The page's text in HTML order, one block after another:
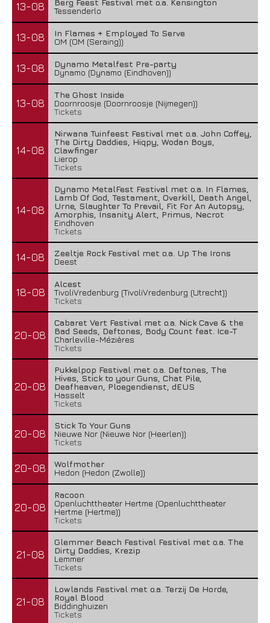
13-08
Berg Feest Festival met o.a. Kensington
Tessenderlo
13-08
In Flames + Employed To Serve
OM (OM (Seraing))
13-08
Dynamo Metalfest Pre-party
Dynamo (Dynamo (Eindhoven))
13-08
The Ghost Inside
Doornroosje (Doornroosje (Nijmegen))
Tickets
14-08
Nirwana Tuinfeest Festival met o.a. John Coffey,
The Dirty Daddies, Hiqpy, Wodan Boys,
Clawfinger
Lierop
Tickets
14-08
Dynamo MetalFest Festival met o.a. In Flames,
Lamb Of God, Testament, Overkill, Death Angel,
Urne, Slaughter To Prevail, Fit For An Autopsy,
Amorphis, Insanity Alert, Primus, Necrot
Eindhoven
Tickets
14-08
Zeeltje Rock Festival met o.a. Up The Irons
Deest
18-08
Alcest
TivoliVredenburg (TivoliVredenburg (Utrecht))
Tickets
20-08
Cabaret Vert Festival met o.a. Nick Cave & the
Bad Seeds, Deftones, Body Count feat. Ice-T
Charleville-Mézières
Tickets
20-08
Pukkelpop Festival met o.a. Deftones, The
Hives, Stick to your Guns, Chat Pile,
Deafheaven, Ploegendienst, dEUS
Hasselt
Tickets
20-08
Stick To Your Guns
Nieuwe Nor (Nieuwe Nor (Heerlen))
Tickets
20-08
Wolfmother
Hedon (Hedon (Zwolle))
20-08
Racoon
Openluchttheater Hertme (Openluchttheater
Hertme (Hertme))
Tickets
21-08
Glemmer Beach Festival Festival met o.a. The
Dirty Daddies, Krezip
Lemmer
Tickets
21-08
Lowlands Festival met o.a. Terzij De Horde,
Royal Blood
Biddinghuizen
Tickets